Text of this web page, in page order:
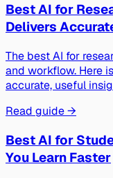
Best AI for
Delivers
The best AI for
and workflow. Here
accurate, useful
Read guide →
Best AI for
You Learn Faster